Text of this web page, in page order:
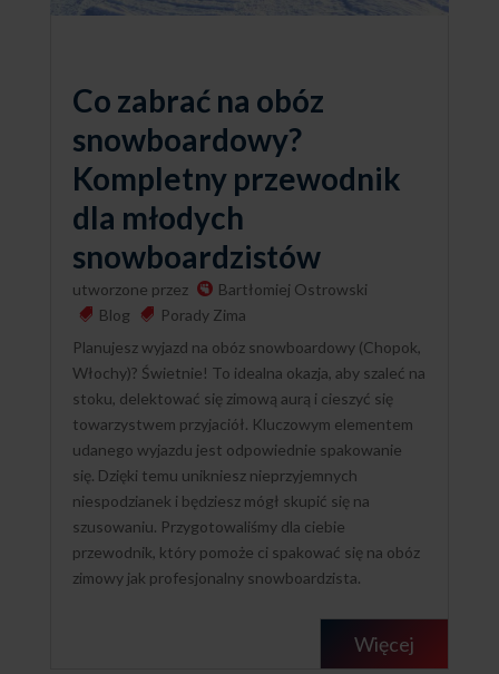
Co zabrać na obóz
snowboardowy?
Kompletny przewodnik
dla młodych
snowboardzistów
utworzone przez Bartłomiej Ostrowski
Blog
Porady Zima
Planujesz wyjazd na obóz snowboardowy (Chopok,
Włochy)? Świetnie! To idealna okazja, aby szaleć na
stoku, delektować się zimową aurą i cieszyć się
towarzystwem przyjaciół. Kluczowym elementem
udanego wyjazdu jest odpowiednie spakowanie
się. Dzięki temu unikniesz nieprzyjemnych
niespodzianek i będziesz mógł skupić się na
szusowaniu. Przygotowaliśmy dla ciebie
przewodnik, który pomoże ci spakować się na obóz
zimowy jak profesjonalny snowboardzista.
Więcej